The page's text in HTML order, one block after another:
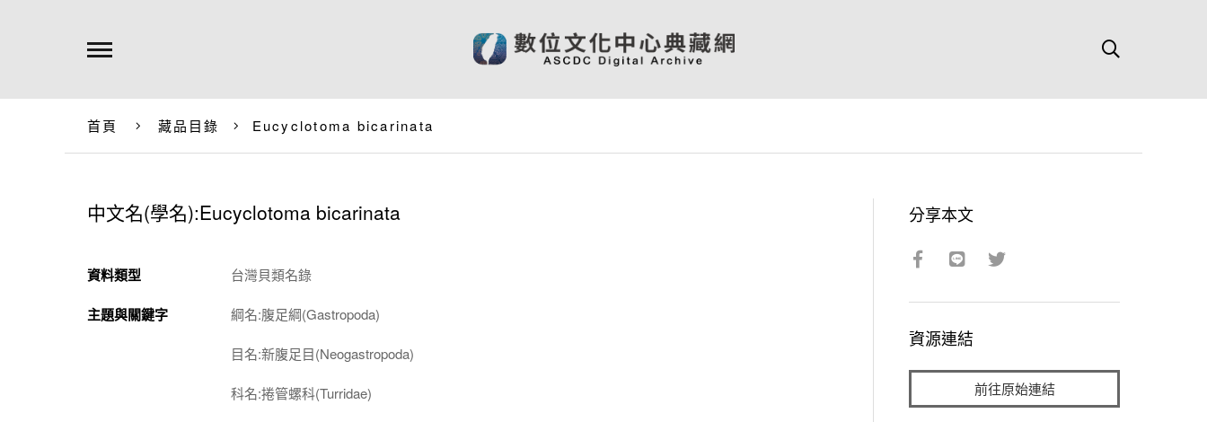
首頁 藏品目錄 Eucyclotoma bicarinata
中文名(學名):Eucyclotoma bicarinata
資料類型 台灣貝類名錄
主題與關鍵字 綱名:腹足綱(Gastropoda)
目名:新腹足目(Neogastropoda)
科名:捲管螺科(Turridae)
分享本文
資源連結
前往原始連結